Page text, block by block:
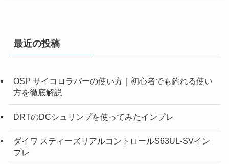
最近の投稿
OSP サイコロラバーの使い方｜初心者でも釣れる使い
方を徹底解説
DRTのDCシュリンプを使ってみたインプレ
ダイワ スティーズリアルコントロールS63UL-SVイン
プレ